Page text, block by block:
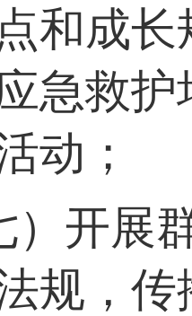
和成
急救
动；
）开展
规，